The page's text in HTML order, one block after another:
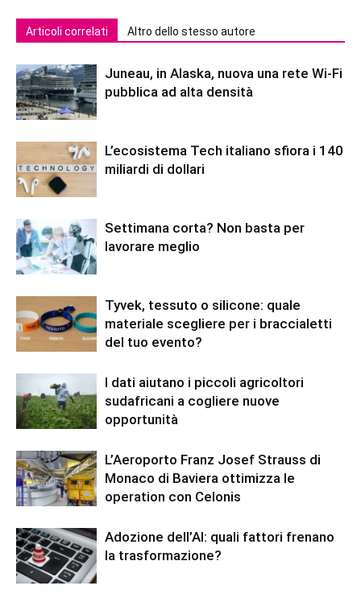
Articoli correlati Altro dello stesso autore
Juneau, in Alaska, nuova una rete Wi-Fi
pubblica ad alta densità
L’ecosistema Tech italiano sfiora i 140
miliardi di dollari
Settimana corta? Non basta per
lavorare meglio
Tyvek, tessuto o silicone: quale
materiale scegliere per i braccialetti
del tuo evento?
I dati aiutano i piccoli agricoltori
sudafricani a cogliere nuove
opportunità
L’Aeroporto Franz Josef Strauss di
Monaco di Baviera ottimizza le
operation con Celonis
Adozione dell’AI: quali fattori frenano
la trasformazione?